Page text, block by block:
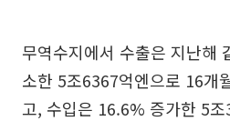
무역수지에서 수출은 지난해
소한 5조6367억엔으로 16개
고, 수입은 16.6% 증가한 5